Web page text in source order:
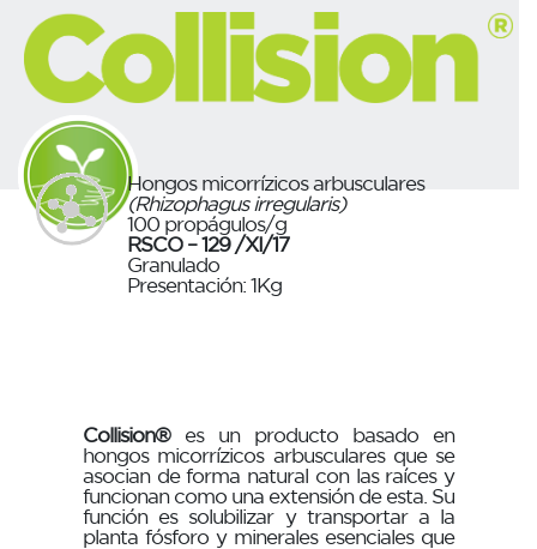
Hongos micorrízicos arbusculares
(Rhizophagus irregularis)
100 propágulos/g
RSCO – 129 /XI/17
Granulado
Presentación: 1Kg
Collision®es un producto basado en
hongos micorrízicos arbusculares que se
asocian de forma natural con las raíces y
funcionan como una extensión de esta. Su
función es solubilizar y transportar a la
planta fósforo y minerales esenciales que